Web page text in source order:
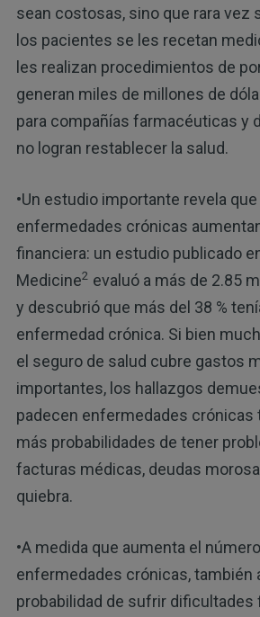
sean costosas, sino que rara vez
los pacientes se les recetan
les realizan procedimientos de
generan miles de millones de
para compañías farmacéuticas y
no logran restablecer la salud.
•Un estudio importante revela que
enfermedades crónicas
financiera: un estudio publicado
Medicine2 evaluó a más de 2.85
y descubrió que más del 38 %
enfermedad crónica. Si bien
el seguro de salud cubre gastos
importantes, los hallazgos
padecen enfermedades crónicas
más probabilidades de tener
facturas médicas, deudas
quiebra.
•A medida que aumenta el
enfermedades crónicas, también
probabilidad de sufrir dificultades